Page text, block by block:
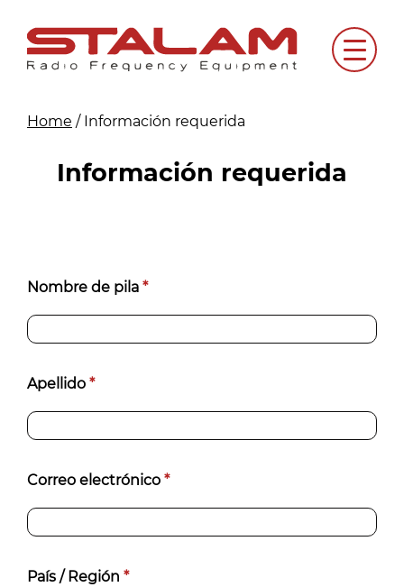
content
Menu
Home / Información requerida
Información requerida
Richiedi
informazioni
[ES]
Nombre de pila *
Apellido *
Correo electrónico *
País / Región *